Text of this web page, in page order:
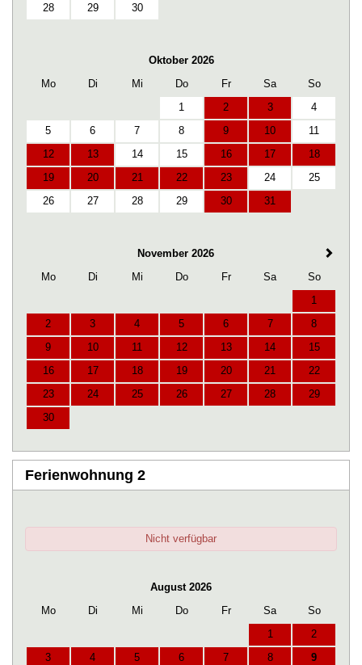
28 29 30
Oktober 2026
Mo
Di Mi Do Fr Sa
So
1
2 3
4
5
6 7 8 9 10
11
12
13 14 15 16 17
18
19
20 21 22 23 24
25
26
27 28 29 30 31
November 2026
Mo
Di Mi Do Fr Sa
So
1
2
3 4 5 6 7
8
9
10 11 12 13 14
15
16
17 18 19 20 21
22
23
24 25 26 27 28
29
30
Ferienwohnung 2
Nicht verfügbar
August 2026
Mo
Di Mi Do Fr Sa
So
1
2
3
4 5 6 7 8
9